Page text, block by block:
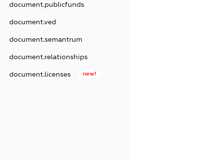
document.publicfunds
document.ved
document.semantrum
document.relationships
document.licenses new!